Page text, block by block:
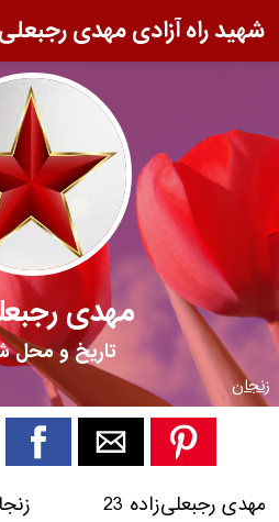
شهید راه آزادی مهدی
مهدی
تاریخ و محل
زنجان
مهدی رجبعلی‌زاده 23 زنجان